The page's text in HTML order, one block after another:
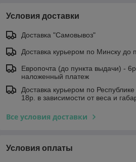
Условия доставки
Доставка "Самовывоз"
Доставка курьером по Минску до
Европочта (до пункта выдачи) -
наложенный платеж
Доставка курьером по
18р. в зависимости от веса и
Все условия доставки
Условия оплаты